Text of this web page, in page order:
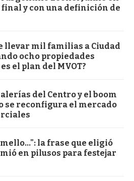
final y con una definición de
llevar mil familias a Ciudad
ocho propiedades
el plan del MVOT?
del Centro y el boom
se reconfigura el mercado
la frase que eligió
en pilusos para festejar